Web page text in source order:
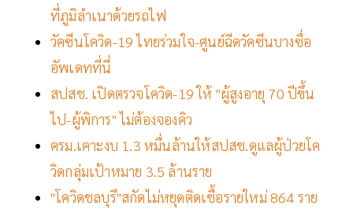
ที่ภูมิลำเนาด้วยรถไฟ
วัคซีนโควิด-19 ไทยร่วมใจ-ศูนย์ฉีดวัคซีนบางซื่อ
อัพเดทที่นี่
สปสช. เปิดตรวจโควิด-19 ให้ "ผู้สูงอายุ 70 ปีขึ้น
ไป-ผู้พิการ" ไม่ต้องจองคิว
ครม.เคาะงบ 1.3 หมื่นล้านให้สปสช.ดูแลผู้ป่วยโค
วิดกลุ่มเป้าหมาย 3.5 ล้านราย
"โควิดชลบุรี"สกัดไม่หยุดติดเชื้อรายใหม่ 864 ราย